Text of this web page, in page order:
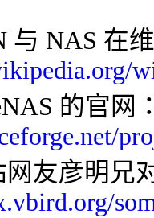
与 NAS 在
的官网
网友彦明兄